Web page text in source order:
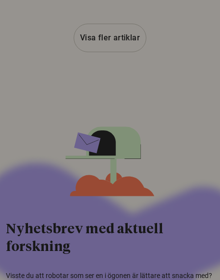
Visa fler artiklar
Nyhetsbrev med aktuell
forskning
Visste du att robotar som ser en i ögonen är lättare att snacka med?